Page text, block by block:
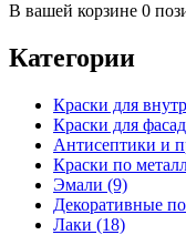
В вашей корзине 0
Категории
Краски для
Краски для
Антисептики и
Краски по
Эмали (9)
Декоративные
Лаки (18)